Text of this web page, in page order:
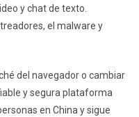
y chat de texto.
el malware y
del navegador o cambiar
y segura plataforma
en China y sigue